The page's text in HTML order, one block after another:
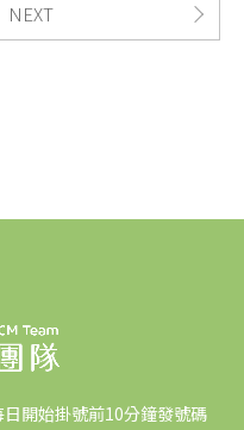
NEXT
開始掛號前10分鐘發號碼